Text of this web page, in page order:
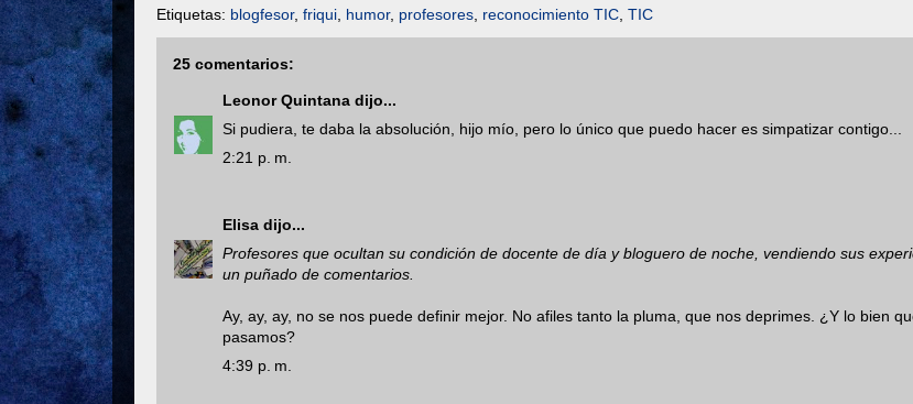
Etiquetas: blogfesor, friqui humor, profesores reconocimiento TIC TIC
25 comentarios:
Leonor Quintana dijo...
Si pudiera, te daba la absolución, hijo mío, pero lo único que puedo hacer es simpatizar contigo...
2:21 p. m.
Elisa dijo...
Profesores que ocultan su condición de docente de día y bloguero de noche, vendiendo sus
un puñado de comentarios.
Ay, ay, ay, no se nos puede definir mejor. No afiles tanto la pluma, que nos deprimes. ¿Y lo bien
pasamos?
4:39 p. m.